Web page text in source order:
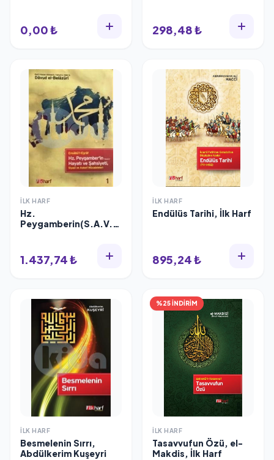
0,00 ₺ 298,48 ₺
İLK HARF
Hz.
Peygamberin(S.A.V.)
1.437,74 ₺
İLK HARF
Endülüs Tarihi, İlk Harf
895,24 ₺
İLK HARF
Besmelenin Sırrı,
Abdülkerim Kuşeyri
%25 İNDİRİM
İLK HARF
Tasavvufun Özü, el-
Makdis, İlk Harf